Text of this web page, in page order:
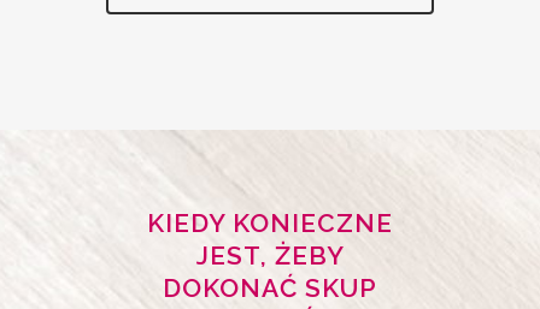
KIEDY KONIECZNE
JEST, ŻEBY
DOKONAĆ SKUP